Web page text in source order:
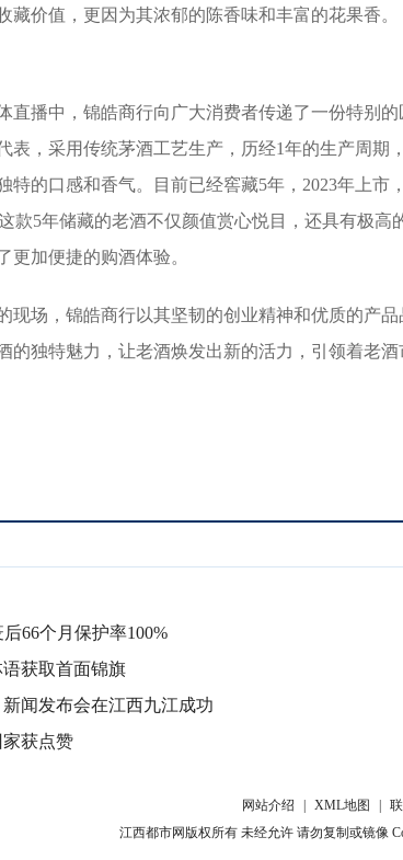
藏价值，更因为其浓郁的陈香味和丰富的花果香。
直播中，锦皓商行向广大消费者传递了一份特别
表，采用传统茅酒工艺生产，历经1年的生产周期
特的口感和香气。目前已经窖藏5年，2023年上市
款5年储藏的老酒不仅颜值赏心悦目，还具有极高
更加便捷的购酒体验。
现场，锦皓商行以其坚韧的创业精神和优质的产
的独特魅力，让老酒焕发出新的活力，引领着老酒
66个月保护率100%
获取首面锦旗
闻发布会在江西九江成功
获点赞
网站介绍 XML地图
江西都市网版权所有 未经允许 请勿复制或镜像